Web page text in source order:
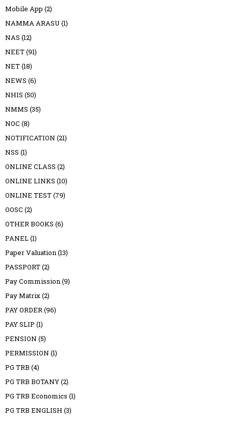
Mobile App (2)
NAMMA ARASU (1)
NAS (12)
NEET(91)
NET(18)
NEWS (6)
NHIS (50)
NMMS (35)
NOC (8)
NOTIFICATION (21)
NSS (1)
ONLINE CLASS (2)
ONLINE LINKS (10)
ONLINE TEST(79)
OOSC (2)
OTHER BOOKS (6)
PANEL(1)
Paper Valuation(13)
PASSPORT(2)
Pay Commission(9)
Pay Matrix(2)
PAY ORDER(96)
PAY SLIP (1)
PENSION (5)
PERMISSION (1)
PG TRB (4)
PG TRB BOTANY(2)
PG TRB Economics (1)
PG TRB ENGLISH (3)